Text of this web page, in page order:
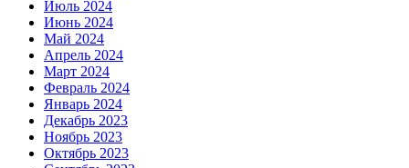
Июль 2024
Июнь 2024
Май 2024
Апрель 2024
Март 2024
Февраль 2024
Январь 2024
Декабрь 2023
Ноябрь 2023
Октябрь 2023